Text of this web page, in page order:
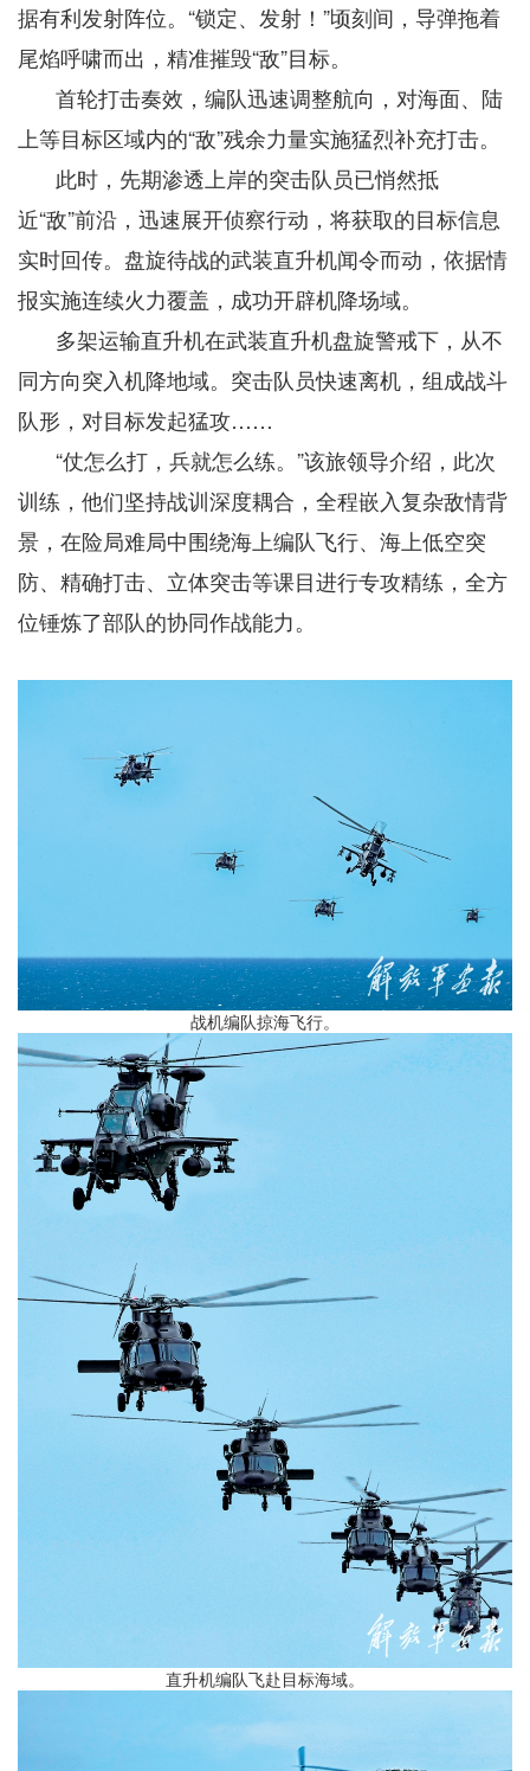
据有利发射阵位。“锁定、发射！”顷刻间，导弹拖着
尾焰呼啸而出，精准摧毁“敌”目标。
首轮打击奏效，编队迅速调整航向，对海面、陆
上等目标区域内的“敌”残余力量实施猛烈补充打击。
此时，先期渗透上岸的突击队员已悄然抵
近“敌”前沿，迅速展开侦察行动，将获取的目标信息
实时回传。盘旋待战的武装直升机闻令而动，依据情
报实施连续火力覆盖，成功开辟机降场域。
多架运输直升机在武装直升机盘旋警戒下，从不
同方向突入机降地域。突击队员快速离机，组成战斗
队形，对目标发起猛攻……
“仗怎么打，兵就怎么练。”该旅领导介绍，此次
训练，他们坚持战训深度耦合，全程嵌入复杂敌情背
景，在险局难局中围绕海上编队飞行、海上低空突
防、精确打击、立体突击等课目进行专攻精练，全方
位锤炼了部队的协同作战能力。
战机编队掠海飞行。
直升机编队飞赴目标海域。